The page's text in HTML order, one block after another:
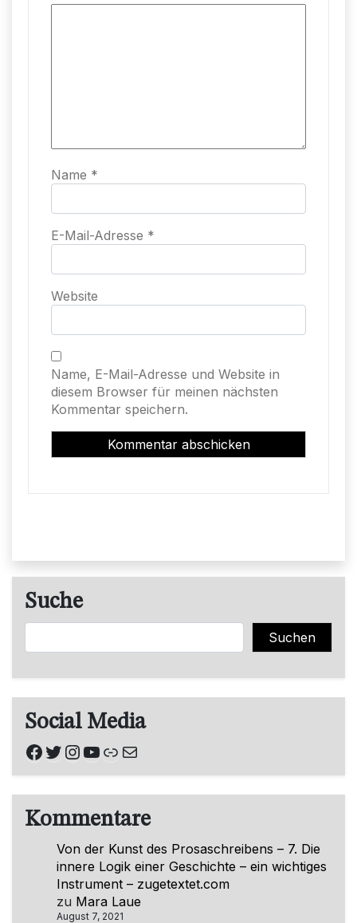
Name *
E-Mail-Adresse *
Website
Name, E-Mail-Adresse und Website in
diesem Browser für meinen nächsten
Kommentar speichern.
Suche
Suchen Suchen
Social Media
Facebook
Twitter
Instagram
YouTube
Link
E-Mail
Kommentare
Von der Kunst des Prosaschreibens – 7. Die
innere Logik einer Geschichte – ein wichtiges
Instrument – zugetextet.com
zu Mara Laue
August 7, 2021